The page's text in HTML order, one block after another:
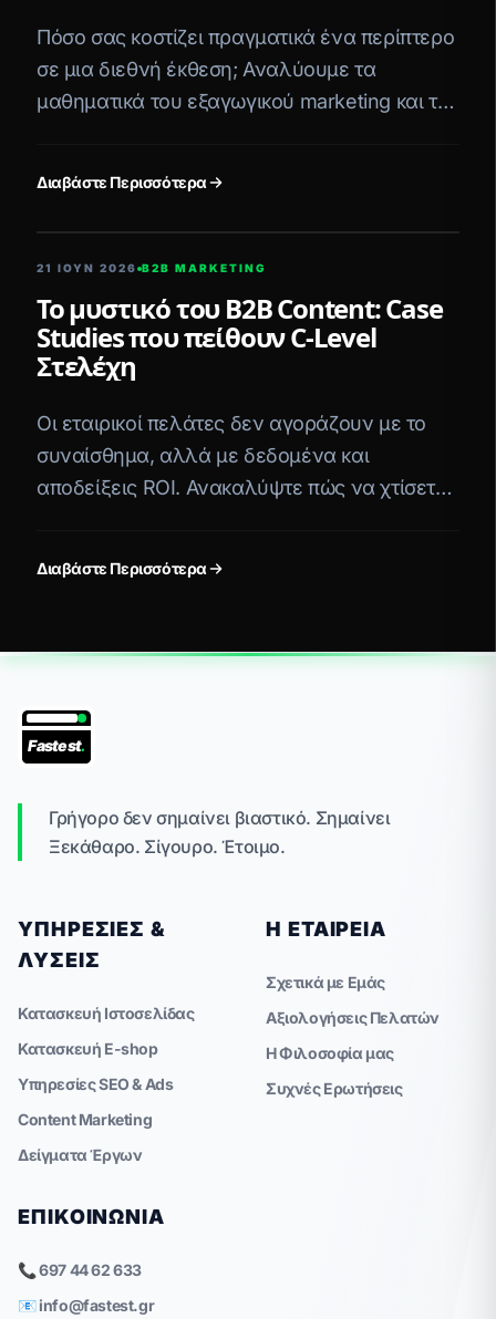
Πόσο σας κοστίζει πραγματικά ένα περίπτερο
σε μια διεθνή έκθεση; Αναλύουμε τα
μαθηματικά του εξαγωγικού marketing και το
Διαβάστε Περισσότερα
21 ΙΟΥΝ 2026 B2B MARKETING
Το μυστικό του B2B Content: Case
Studies που πείθουν C-Level
Στελέχη
Οι εταιρικοί πελάτες δεν αγοράζουν με το
συναίσθημα, αλλά με δεδομένα και
αποδείξεις ROI. Ανακαλύψτε πώς να χτίσετε
Διαβάστε Περισσότερα
Fastest.
Γρήγορο δεν σημαίνει βιαστικό. Σημαίνει
Ξεκάθαρο. Σίγουρο. Έτοιμο.
ΥΠΗΡΕΣΊΕΣ &
ΛΎΣΕΙΣ
Κατασκευή Ιστοσελίδας
Κατασκευή E-shop
Υπηρεσίες SEO & Ads
Content Marketing
Δείγματα Έργων
Η ΕΤΑΙΡΕΊΑ
Σχετικά με Εμάς
Αξιολογήσεις Πελατών
Η Φιλοσοφία μας
Συχνές Ερωτήσεις
ΕΠΙΚΟΙΝΩΝΊΑ
📞 697 44 62 633
📧info@fastest.gr